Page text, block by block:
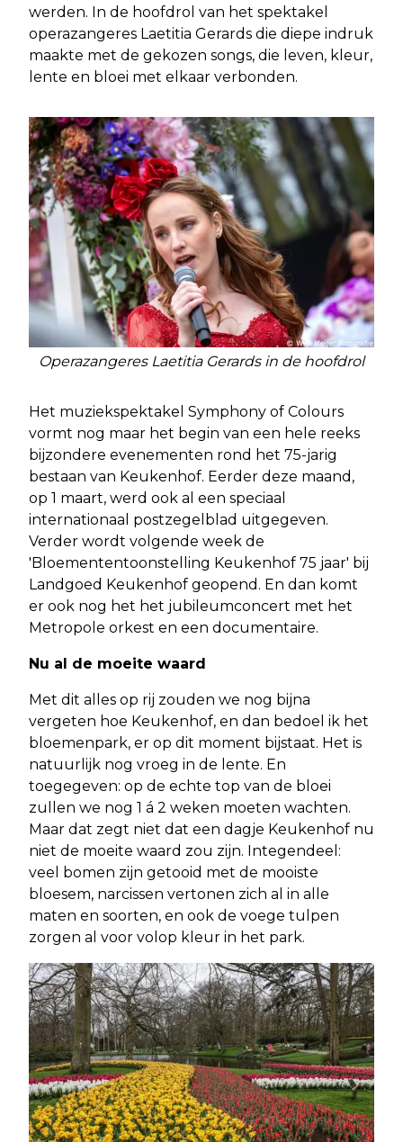
werden. In de hoofdrol van het spektakel
operazangeres Laetitia Gerards die diepe indruk
maakte met de gekozen songs, die leven, kleur,
lente en bloei met elkaar verbonden.
Operazangeres Laetitia Gerards in de hoofdrol
Het muziekspektakel Symphony of Colours
vormt nog maar het begin van een hele reeks
bijzondere evenementen rond het 75-jarig
bestaan van Keukenhof. Eerder deze maand,
op 1 maart, werd ook al een speciaal
internationaal postzegelblad uitgegeven.
Verder wordt volgende week de
'Bloemententoonstelling Keukenhof 75 jaar' bij
Landgoed Keukenhof geopend. En dan komt
er ook nog het het jubileumconcert met het
Metropole orkest en een documentaire.
Nu al de moeite waard
Met dit alles op rij zouden we nog bijna
vergeten hoe Keukenhof, en dan bedoel ik het
bloemenpark, er op dit moment bijstaat. Het is
natuurlijk nog vroeg in de lente. En
toegegeven: op de echte top van de bloei
zullen we nog 1 á 2 weken moeten wachten.
Maar dat zegt niet dat een dagje Keukenhof nu
niet de moeite waard zou zijn. Integendeel:
veel bomen zijn getooid met de mooiste
bloesem, narcissen vertonen zich al in alle
maten en soorten, en ook de voege tulpen
zorgen al voor volop kleur in het park.